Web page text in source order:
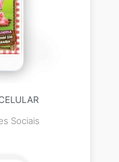
Sociais